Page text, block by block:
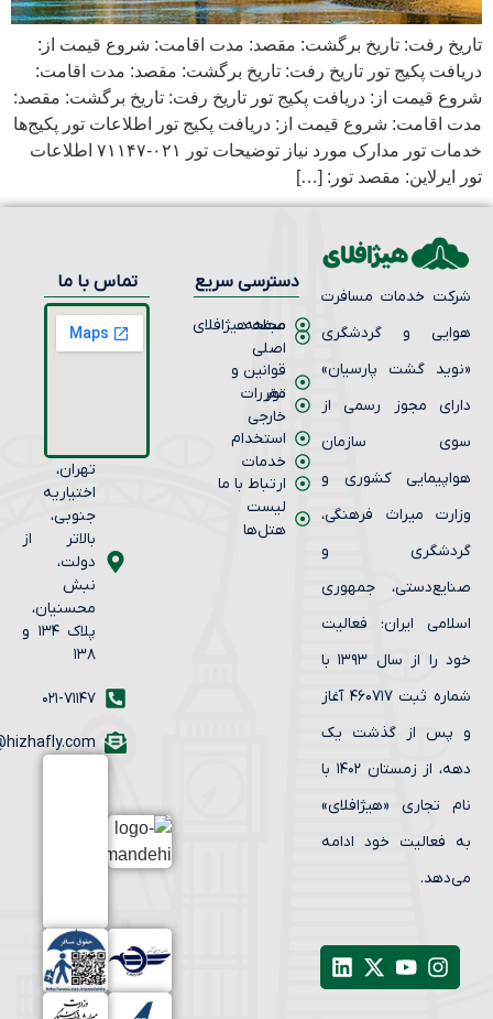
رفت: تاریخ برگشت: مقصد: مدت اقامت: شروع قیمت از:
پکیج تور تاریخ رفت: تاریخ برگشت: مقصد: مدت اقامت:
قیمت از: دریافت پکیج تور تاریخ رفت: تاریخ برگشت: مقصد:
اقامت: شروع قیمت از: دریافت پکیج تور اطلاعات تور پکیج‌ها
خدمات تور مدارک مورد نیاز توضیحات تور ۰۲۱-۷۱۱۴۷ اطلاعات
ایرلاین: مقصد تور: […]
خدمات مسافرت
و گردشگری
گشت پارسیان»
مجوز رسمی از
سازمان
کشوری و
میراث فرهنگی،
و
جمهوری
ایران؛ فعالیت
خود را از سال ۱۳۹۳ با
شماره ثبت ۴۶۰۷۱۷ آغاز
پس از گذشت یک
دهه، از زمستان ۱۴۰۲ با
تجاری «هیژافلای»
فعالیت خود ادامه
دسترسی سریع
صفحه
اصلی
تور
خارجی
خدمات
لیست
هتل‌ها
مجله هیژافلای
قوانین و
مقررات
استخدام
ارتباط با ما
تماس با ما
تهران،
اختیاریه
جنوبی،
بالاتر از
دولت،
محسنیان،
پلاک ۱۳۴ و
۰۲۱-۷۱۱۴۷
info@hizhafly.com